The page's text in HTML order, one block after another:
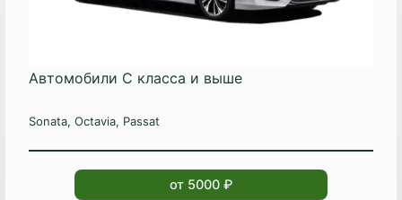
Автомобили С класса и выше
Sonata, Octavia, Passat
от 5000 ₽